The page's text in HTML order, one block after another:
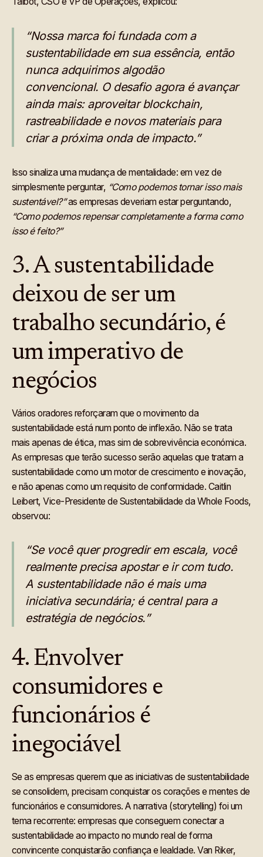
“Nossa marca foi fundada com a
sustentabilidade em sua essência, então
nunca adquirimos algodão
convencional. O desafio agora é avançar
ainda mais: aproveitar blockchain,
rastreabilidade e novos materiais para
criar a próxima onda de impacto.”
Isso sinaliza uma mudança de mentalidade: em vez de
simplesmente perguntar, “Como podemos tornar isso mais
sustentável?”as empresas deveriam estar perguntando,
“Como podemos repensar completamente a forma como
isso é feito?”
3. A sustentabilidade
deixou de ser um
trabalho secundário, é
um imperativo de
negócios
Vários oradores reforçaram que o movimento da
sustentabilidade está num ponto de inflexão. Não se trata
mais apenas de ética, mas sim de sobrevivência económica.
As empresas que terão sucesso serão aquelas que tratam a
sustentabilidade como um motor de crescimento e inovação,
e não apenas como um requisito de conformidade. Caitlin
Leibert, Vice-Presidente de Sustentabilidade da Whole Foods,
observou:
“Se você quer progredir em escala, você
realmente precisa apostar e ir com tudo.
A sustentabilidade não é mais uma
iniciativa secundária; é central para a
estratégia de negócios.”
4. Envolver
consumidores e
funcionários é
inegociável
Se as empresas querem que as iniciativas de sustentabilidade
se consolidem, precisam conquistar os corações e mentes de
funcionários e consumidores. A narrativa (storytelling) foi um
tema recorrente: empresas que conseguem conectar a
sustentabilidade ao impacto no mundo real de forma
convincente conquistarão confiança e lealdade. Van Riker,